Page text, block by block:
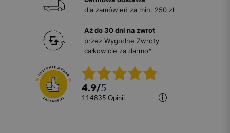
dla zamówień za min. 250 zł
Aż do 30 dni na zwrot
przez Wygodne Zwroty
całkowicie za darmo*
4.9/5
114835 opinii